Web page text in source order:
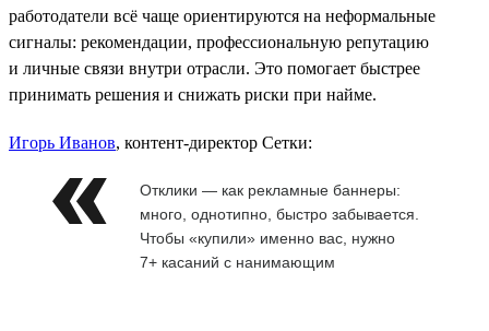
работодатели всё чаще ориентируются на неформальные
сигналы: рекомендации, профессиональную репутацию
и личные связи внутри отрасли. Это помогает быстрее
принимать решения и снижать риски при найме.
Игорь Иванов, контент-директор Сетки:
Отклики — как рекламные баннеры:
много, однотипно, быстро забывается.
Чтобы «купили» именно вас, нужно
7+ касаний с нанимающим